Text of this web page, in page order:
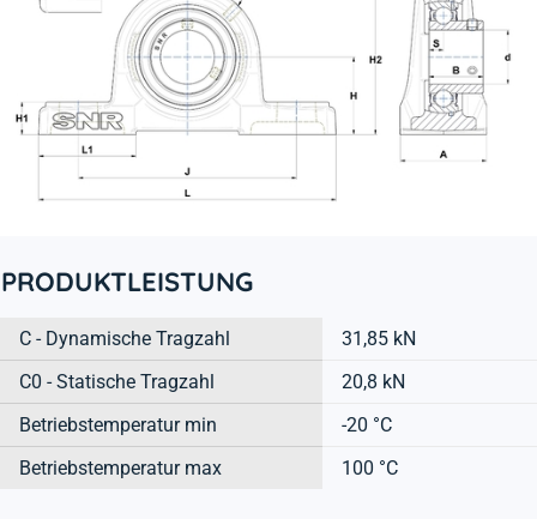
PRODUKTLEISTUNG
C - Dynamische Tragzahl
31,85 kN
C0 - Statische Tragzahl
20,8 kN
Betriebstemperatur min
-20 °C
Betriebstemperatur max
100 °C